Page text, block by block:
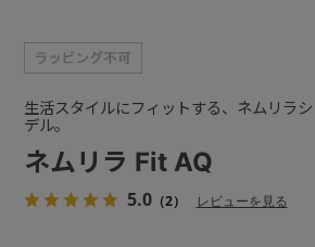
ネムリラ Fit AQ
5.0（2） レビューを見る
生活スタイルにフィットする、ネムリラ
デル。